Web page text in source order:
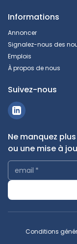
Informations
Annoncer
Signalez-nous des
Emplois
À propos de nous
Suivez-nous
Ne manquez
ou une mise à
email *
Conditions